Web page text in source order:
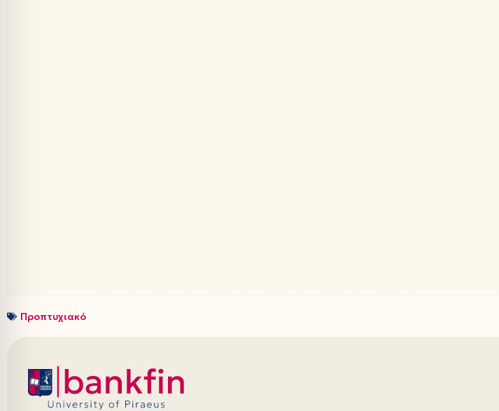
Προπτυχιακό